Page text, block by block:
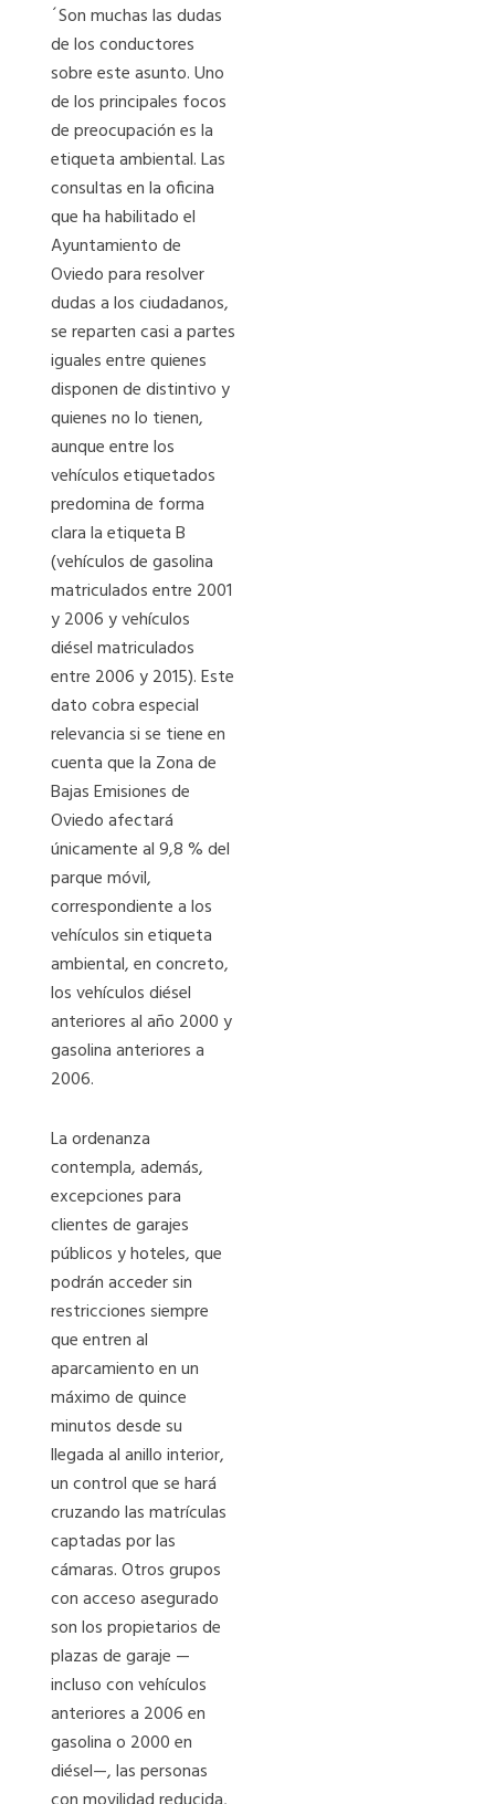
´Son muchas las dudas
de los conductores
sobre este asunto. Uno
de los principales focos
de preocupación es la
etiqueta ambiental. Las
consultas en la oficina
que ha habilitado el
Ayuntamiento de
Oviedo para resolver
dudas a los ciudadanos,
se reparten casi a partes
iguales entre quienes
disponen de distintivo y
quienes no lo tienen,
aunque entre los
vehículos etiquetados
predomina de forma
clara la etiqueta B
(vehículos de gasolina
matriculados entre 2001
y 2006 y vehículos
diésel matriculados
entre 2006 y 2015). Este
dato cobra especial
relevancia si se tiene en
cuenta que la Zona de
Bajas Emisiones de
Oviedo afectará
únicamente al 9,8 % del
parque móvil,
correspondiente a los
vehículos sin etiqueta
ambiental, en concreto,
los vehículos diésel
anteriores al año 2000 y
gasolina anteriores a
2006.
La ordenanza
contempla, además,
excepciones para
clientes de garajes
públicos y hoteles, que
podrán acceder sin
restricciones siempre
que entren al
aparcamiento en un
máximo de quince
minutos desde su
llegada al anillo interior,
un control que se hará
cruzando las matrículas
captadas por las
cámaras. Otros grupos
con acceso asegurado
son los propietarios de
plazas de garaje —
incluso con vehículos
anteriores a 2006 en
gasolina o 2000 en
diésel—, las personas